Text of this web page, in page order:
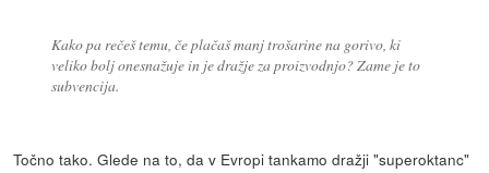
Kako pa rečeš temu, če plačaš manj trošarine na gorivo, ki
veliko bolj onesnažuje in je dražje za proizvodnjo? Zame je to
subvencija.
Točno tako. Glede na to, da v Evropi tankamo dražji "superoktanc"